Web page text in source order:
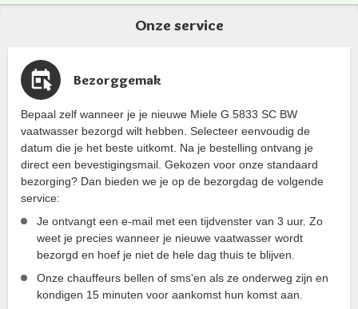
Onze service
Bezorggemak
Bepaal zelf wanneer je je nieuwe Miele G 5833 SC BW
vaatwasser bezorgd wilt hebben. Selecteer eenvoudig de
datum die je het beste uitkomt. Na je bestelling ontvang je
direct een bevestigingsmail. Gekozen voor onze standaard
bezorging? Dan bieden we je op de bezorgdag de volgende
service:
Je ontvangt een e-mail met een tijdvenster van 3 uur. Zo
weet je precies wanneer je nieuwe vaatwasser wordt
bezorgd en hoef je niet de hele dag thuis te blijven.
Onze chauffeurs bellen of sms'en als ze onderweg zijn en
kondigen 15 minuten voor aankomst hun komst aan.